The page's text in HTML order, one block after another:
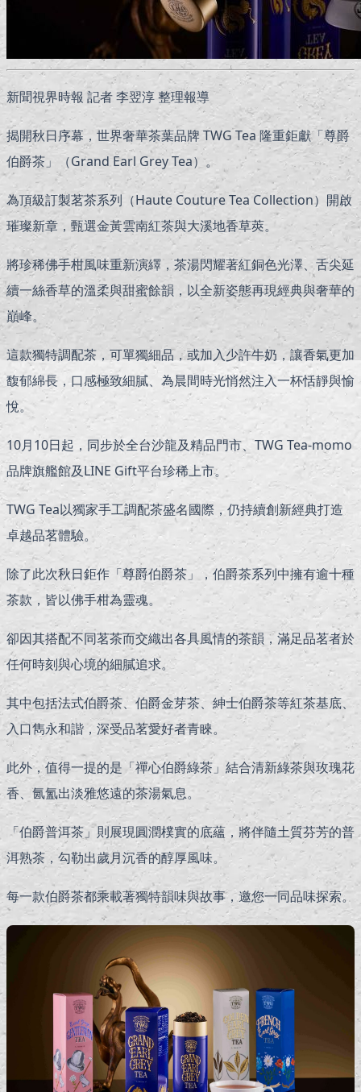
新聞視界時報 記者 李翌淳 整理報導
揭開秋日序幕，世界奢華茶葉品牌 TWG Tea 隆重鉅獻「尊爵
伯爵茶」（Grand Earl Grey Tea）。
為頂級訂製茗茶系列（Haute Couture Tea Collection）開啟
璀璨新章，甄選金黃雲南紅茶與大溪地香草莢。
將珍稀佛手柑風味重新演繹，茶湯閃耀著紅銅色光澤、舌尖延
續一絲香草的溫柔與甜蜜餘韻，以全新姿態再現經典與奢華的
巔峰。
這款獨特調配茶，可單獨細品，或加入少許牛奶，讓香氣更加
馥郁綿長，口感極致細膩、為晨間時光悄然注入一杯恬靜與愉
悅。
10月10日起，同步於全台沙龍及精品門市、TWG Tea-momo
品牌旗艦館及LINE Gift平台珍稀上市。
TWG Tea以獨家手工調配茶盛名國際，仍持續創新經典打造
卓越品茗體驗。
除了此次秋日鉅作「尊爵伯爵茶」，伯爵茶系列中擁有逾十種
茶款，皆以佛手柑為靈魂。
卻因其搭配不同茗茶而交織出各具風情的茶韻，滿足品茗者於
任何時刻與心境的細膩追求。
其中包括法式伯爵茶、伯爵金芽茶、紳士伯爵茶等紅茶基底、
入口雋永和諧，深受品茗愛好者青睞。
此外，值得一提的是「禪心伯爵綠茶」結合清新綠茶與玫瑰花
香、氤氳出淡雅悠遠的茶湯氣息。
「伯爵普洱茶」則展現圓潤樸實的底蘊，將伴隨土質芬芳的普
洱熟茶，勾勒出歲月沉香的醇厚風味。
每一款伯爵茶都乘載著獨特韻味與故事，邀您一同品味探索。